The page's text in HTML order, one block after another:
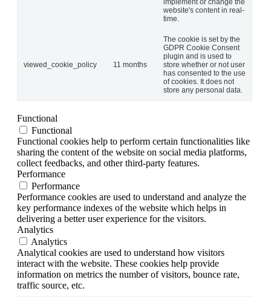
website's content in real-
time.
viewed_cookie_policy 11 months
The cookie is set by the
GDPR Cookie Consent
plugin and is used to
store whether or not user
has consented to the use
of cookies. It does not
store any personal data.
Functional
Functional
Functional cookies help to perform certain functionalities like
sharing the content of the website on social media platforms,
collect feedbacks, and other third-party features.
Performance
Performance
Performance cookies are used to understand and analyze the
key performance indexes of the website which helps in
delivering a better user experience for the visitors.
Analytics
Analytics
Analytical cookies are used to understand how visitors
interact with the website. These cookies help provide
information on metrics the number of visitors, bounce rate,
traffic source, etc.